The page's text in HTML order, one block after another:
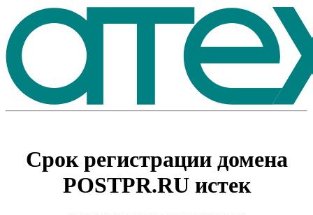
Срок регистрации домена
POSTPR.RUистек